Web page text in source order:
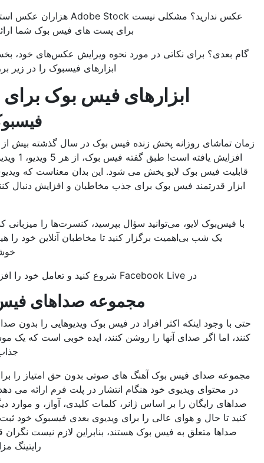
عکس ندارید؟ مشکلی نیست Adobe Stock هزاران عکس استوک زیبا را
برای پست های فیس بوک شما ارائه می دهد.
برای نکاتی در مورد نحوه ویرایش عکس‌های خود، بخش طراحی
ابزارهای فیسبوک را در زیر بررسی کنید.
ابزارهای فیس بوک برای ویدیو
فیسبوک لایو
روزانه پخش زنده فیس بوک در سال گذشته بیش از چهار برابر
افزایش یافته است! طبق گفته فیس بوک، از هر 5 ویدیو، 1 ویدیو از طریق
فیس بوک لایو پخش می شود. این بدان معناست که ویدیوی زنده یک
قدرتمند فیس بوک برای جذب مخاطبان و افزایش دنبال کنندگان شما
لایو، می‌توانید سؤال بپرسید، کنسرت‌ها را میزبانی کنید، و حتی
یک شب بی‌اهمیت برگزار کنید تا مخاطبان آنلاین خود را هیجان زده و
خوشحال کنید.
مجموعه صداهای فیس بوک
اینکه اکثر افراد در فیس بوک ویدیوهایی را بدون صدا تماشا می
اگر صدای آنها را روشن کنند، ایده خوبی است که یک موسیقی متن
جذاب پیدا کنید.
صدای فیس بوک آهنگ های صوتی بدون حق امتیاز را برای استفاده
ویدیوی خود هنگام انتشار در پلت فرم ارائه می دهد. می‌توانید
رایگان را بر اساس ژانر، کلمات کلیدی، آواز، و موارد دیگر جستجو
حال و هوای عالی را برای ویدیوی بعدی فیسبوک خود ثبت کنید. همه
متعلق به فیس بوک هستند، بنابراین لازم نیست نگران قوانین کپی
رایتینگ مزاحم باشید.